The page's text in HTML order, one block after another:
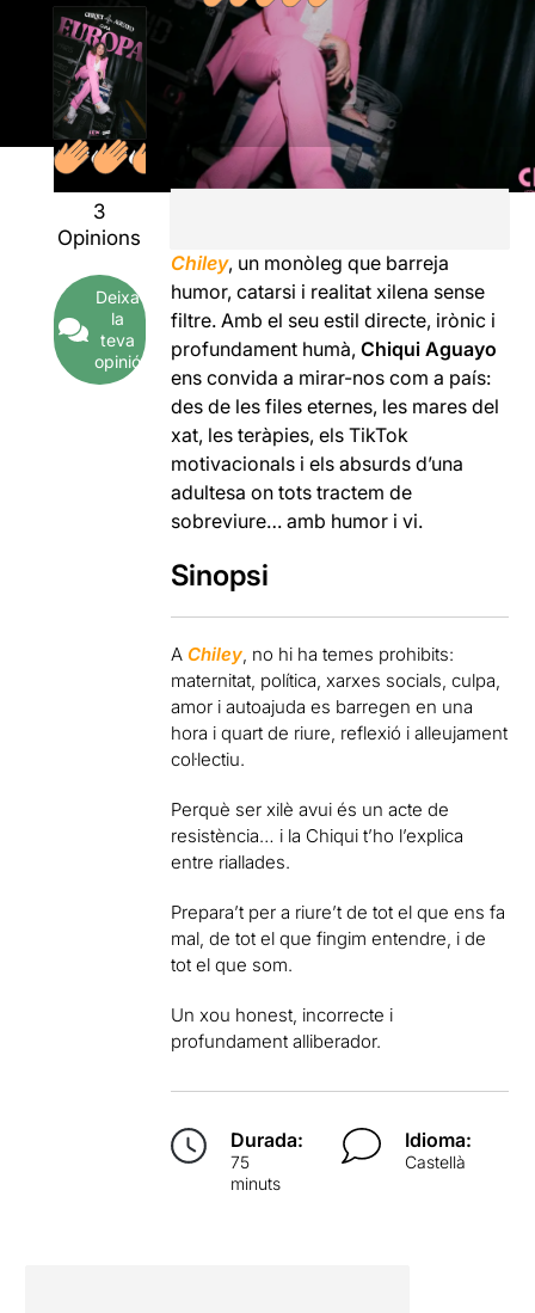
3
Opinions
Deixa
la
teva
opinió
Chiley, un monòleg que barreja
humor, catarsi i realitat xilena sense
filtre. Amb el seu estil directe, irònic i
profundament humà,Chiqui Aguayo
ens convida a mirar-nos com a país:
des de les files eternes, les mares del
xat, les teràpies, els TikTok
motivacionals i els absurds d’una
adultesa on tots tractem de
sobreviure… amb humor i vi.
Sinopsi
AChiley, no hi ha temes prohibits:
maternitat, política, xarxes socials, culpa,
amor i autoajuda es barregen en una
hora i quart de riure, reflexió i alleujament
col·lectiu.
Perquè ser xilè avui és un acte de
resistència… i la Chiqui t’ho l’explica
entre riallades.
Prepara’t per a riure’t de tot el que ens fa
mal, de tot el que fingim entendre, i de
tot el que som.
Un xou honest, incorrecte i
profundament alliberador.
Durada:
75
minuts
Idioma:
Castellà